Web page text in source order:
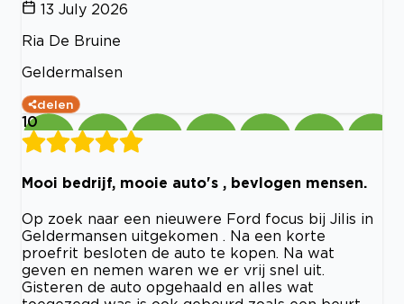
13 July 2026
Ria De Bruine
Geldermalsen
delen
10
Mooi bedrijf, mooie auto's , bevlogen mensen.
Op zoek naar een nieuwere Ford focus bij Jilis in
Geldermansen uitgekomen . Na een korte
proefrit besloten de auto te kopen. Na wat
geven en nemen waren we er vrij snel uit.
Gisteren de auto opgehaald en alles wat